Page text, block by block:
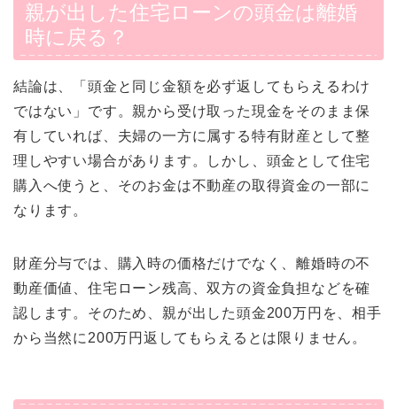
親が出した住宅ローンの頭金は離婚
時に戻る？
結論は、「頭金と同じ金額を必ず返してもらえるわけ
ではない」です。親から受け取った現金をそのまま保
有していれば、夫婦の一方に属する特有財産として整
理しやすい場合があります。しかし、頭金として住宅
購入へ使うと、そのお金は不動産の取得資金の一部に
なります。
財産分与では、購入時の価格だけでなく、離婚時の不
動産価値、住宅ローン残高、双方の資金負担などを確
認します。そのため、親が出した頭金200万円を、相手
から当然に200万円返してもらえるとは限りません。